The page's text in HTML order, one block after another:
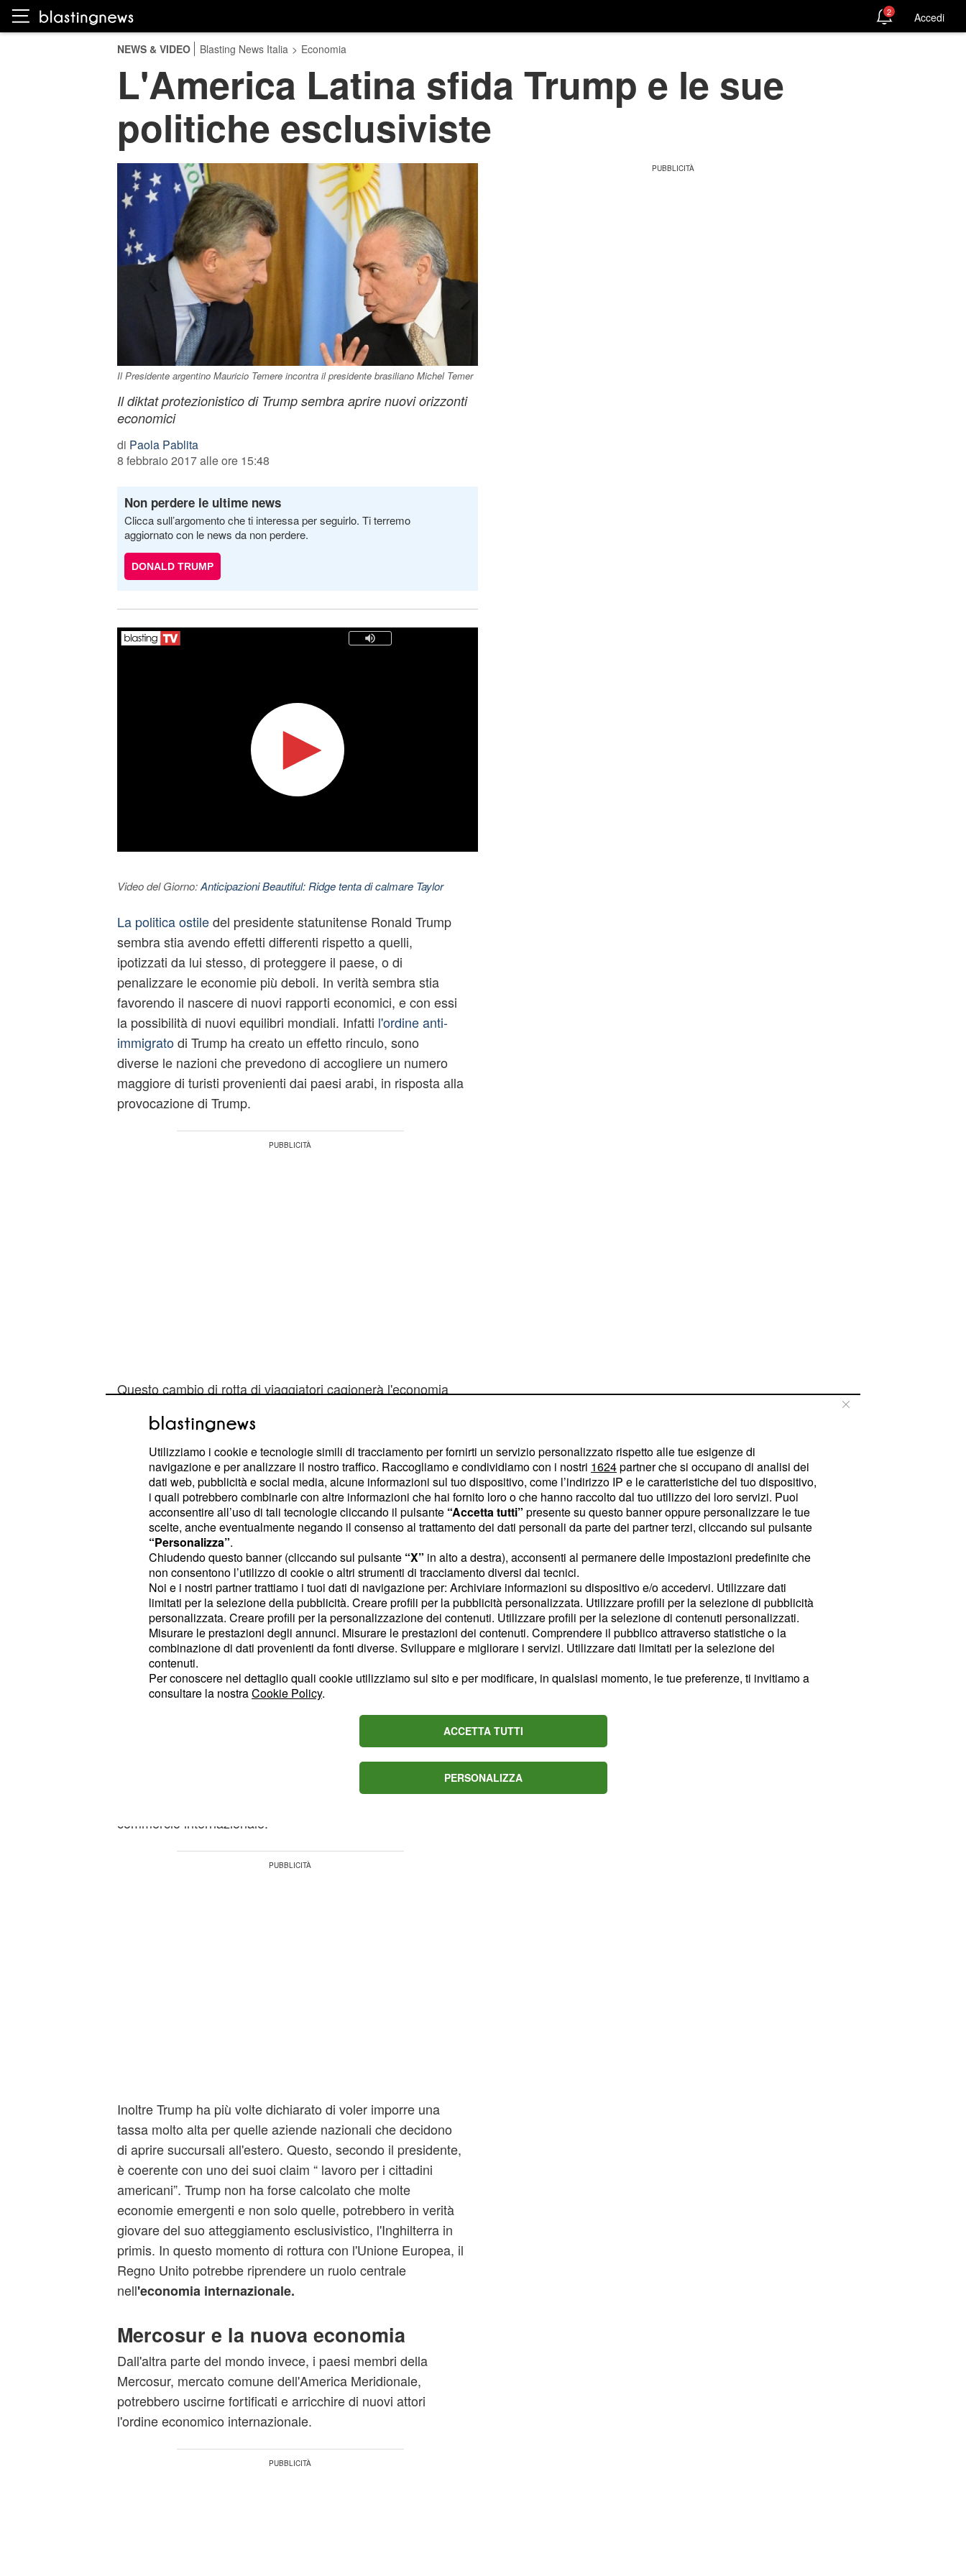
2 Accedi
NEWS & VIDEO Blasting News Italia > Economia
L'America Latina sfida Trump e le sue
politiche esclusiviste
Il Presidente argentino Mauricio Temere incontra il presidente brasiliano Michel Temer
Il diktat protezionistico di Trump sembra aprire nuovi orizzonti
economici
di Paola Pablita
8 febbraio 2017 alle ore 15:48
Non perdere le ultime news
Clicca sull’argomento che ti interessa per seguirlo. Ti terremo
aggiornato con le news da non perdere.
DONALD TRUMP
Video del Giorno:Anticipazioni Beautiful: Ridge tenta di calmare Taylor
La politica ostiledel presidente statunitense Ronald Trump
sembra stia avendo effetti differenti rispetto a quelli,
ipotizzati da lui stesso, di proteggere il paese, o di
penalizzare le economie più deboli. In verità sembra stia
favorendo il nascere di nuovi rapporti economici, e con essi
la possibilità di nuovi equilibri mondiali. Infatti l'ordine anti-
immigratodi Trump ha creato un effetto rinculo, sono
diverse le nazioni che prevedono di accogliere un numero
maggiore di turisti provenienti dai paesi arabi, in risposta alla
provocazione di Trump.
Questo cambio di rotta di viaggiatori cagionerà l'economia
Brasile e Argentina uniti per
rinforzare l'equilibrio economico
della Mercosur
Oggi a Brasilia, il presidente argentino Mauricio Macri e il
corrispettivo brasiliano, Michel Temer, si sono incontrati per
discutere di eventuali nuovi legami economici con il
Messico, il quale è la seconda potenza economica dell'
America Latina dopo il Brasile. Il Messico sta affrontando
una crisi difficile con la minaccia trumpiana della costruzione
del muro tra i suoi confini e quelli statunitensi.
Trump e la sua chiusura verso
appena insediato ha ritirato la partecipazione
degli USA nel Tpp (Trans- Pacific Partnership), una
partecipazione fortemente voluta dall'ex-presidente Obama,
commercio internazionale.
Inoltre Trump ha più volte dichiarato di voler imporre una
tassa molto alta per quelle aziende nazionali che decidono
di aprire succursali all'estero. Questo, secondo il presidente,
è coerente con uno dei suoi claim “ lavoro per i cittadini
americani”. Trump non ha forse calcolato che molte
economie emergenti e non solo quelle, potrebbero in verità
giovare del suo atteggiamento esclusivistico, l'Inghilterra in
primis. In questo momento di rottura con l'Unione Europea, il
Regno Unito potrebbe riprendere un ruolo centrale
nell'economia internazionale.
Mercosur e la nuova economia
Dall'altra parte del mondo invece, i paesi membri della
Mercosur, mercato comune dell'America Meridionale,
potrebbero uscirne fortificati e arricchire di nuovi attori
l'ordine economico internazionale.
Utilizziamo i cookie e tecnologie simili di tracciamento per fornirti un servizio personalizzato rispetto alle tue esigenze di
navigazione e per analizzare il nostro traffico. Raccogliamo e condividiamo con i nostri 1624partner che si occupano di analisi dei
dati web, pubblicità e social media, alcune informazioni sul tuo dispositivo, come l’indirizzo IP e le caratteristiche del tuo dispositivo,
i quali potrebbero combinarle con altre informazioni che hai fornito loro o che hanno raccolto dal tuo utilizzo dei loro servizi. Puoi
acconsentire all’uso di tali tecnologie cliccando il pulsante “Accetta tutti” presente su questo banner oppure personalizzare le tue
scelte, anche eventualmente negando il consenso al trattamento dei dati personali da parte dei partner terzi, cliccando sul pulsante
“Personalizza”.
Chiudendo questo banner (cliccando sul pulsante “X” in alto a destra), acconsenti al permanere delle impostazioni predefinite che
non consentono l’utilizzo di cookie o altri strumenti di tracciamento diversi dai tecnici.
Noi e i nostri partner trattiamo i tuoi dati di navigazione per: Archiviare informazioni su dispositivo e/o accedervi. Utilizzare dati
limitati per la selezione della pubblicità. Creare profili per la pubblicità personalizzata. Utilizzare profili per la selezione di pubblicità
personalizzata. Creare profili per la personalizzazione dei contenuti. Utilizzare profili per la selezione di contenuti personalizzati.
Misurare le prestazioni degli annunci. Misurare le prestazioni dei contenuti. Comprendere il pubblico attraverso statistiche o la
combinazione di dati provenienti da fonti diverse. Sviluppare e migliorare i servizi. Utilizzare dati limitati per la selezione dei
contenuti.
Per conoscere nel dettaglio quali cookie utilizziamo sul sito e per modificare, in qualsiasi momento, le tue preferenze, ti invitiamo a
consultare la nostraCookie Policy.
ACCETTA TUTTI
PERSONALIZZA